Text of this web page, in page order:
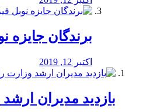
برندگان جایزه
اکتبر 12, 2019
بازدید مدیران